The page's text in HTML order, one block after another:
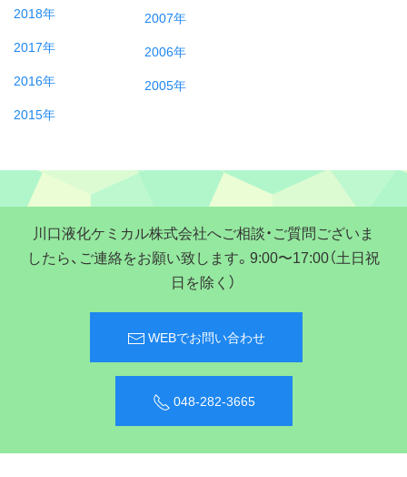
2018年
2017年
2016年
2015年
2007年
2006年
2005年
川口液化ケミカル株式会社へご相談・ご質問ございま
したら、ご連絡をお願い致します。9:00〜17:00（土日祝
日を除く）
WEBでお問い合わせ
048-282-3665